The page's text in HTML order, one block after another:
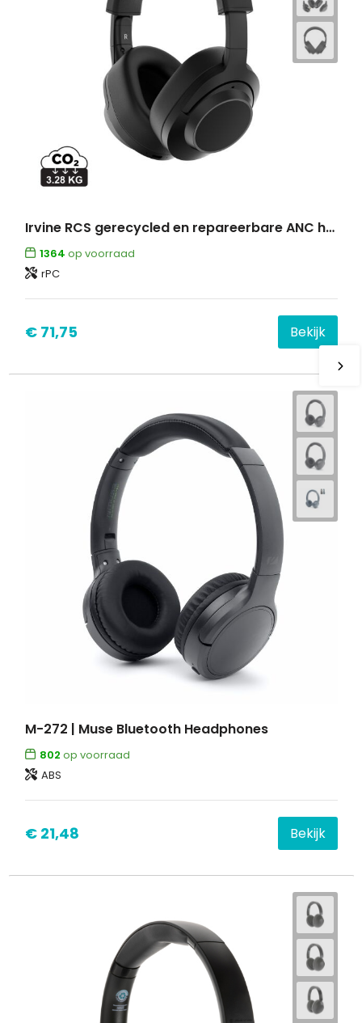
Irvine RCS gerecycled en repareerbare ANC hoofdtelefoon
1364 op voorraad
rPC
€ 71,75 Bekijk
M-272 | Muse Bluetooth Headphones
802 op voorraad
ABS
€ 21,48 Bekijk